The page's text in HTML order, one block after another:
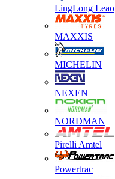
LingLong Leao
MAXXIS
MICHELIN
NEXEN
NORDMAN
Pirelli Amtel
Powertrac